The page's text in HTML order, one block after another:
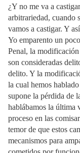
¿Y no me va a
arbitrariedad, cuando
vamos a castigar. Y
Yo emparento un
Penal, la
son consideradas
delito. Y la
la cual hemos
supone la pérdida de
hablábamos la última
proceso en las
temor de que estos
mecanismos para